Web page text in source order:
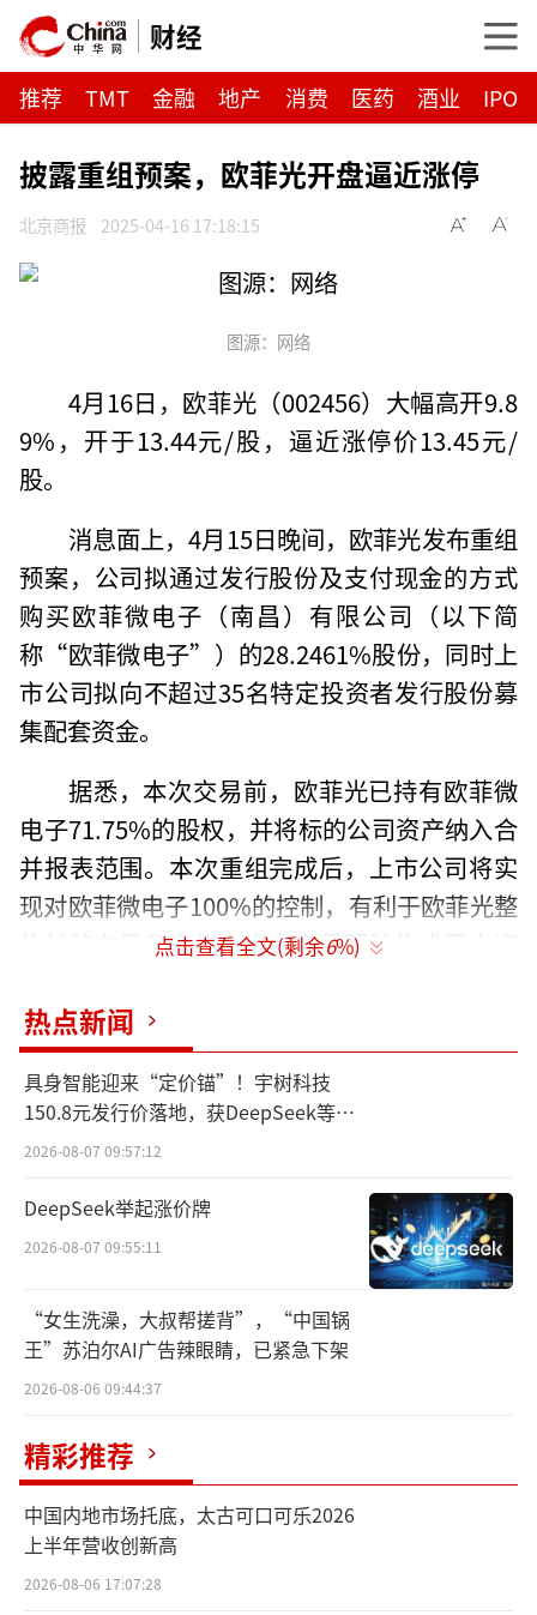
财经
推荐 TMT 金融 地产 消费 医药 酒业 IPO
披露重组预案，欧菲光开盘逼近涨停
北京商报 2025-04-16 17:18:15
图源：网络
4月16日，欧菲光（002456）大幅高开9.8
9%，开于13.44元/股，逼近涨停价13.45元/
股。
消息面上，4月15日晚间，欧菲光发布重组
预案，公司拟通过发行股份及支付现金的方式
购买欧菲微电子（南昌）有限公司（以下简
称“欧菲微电子”）的28.2461%股份，同时上
市公司拟向不超过35名特定投资者发行股份募
集配套资金。
据悉，本次交易前，欧菲光已持有欧菲微
电子71.75%的股权，并将标的公司资产纳入合
并报表范围。本次重组完成后，上市公司将实
现对欧菲微电子100%的控制，有利于欧菲光整
体战略布局和实施。本次交易预计构成重大资
组上市。（责任编辑：zx0600）
点击查看全文(剩余6%)
热点新闻
具身智能迎来“定价锚”！宇树科技
150.8元发行价落地，获DeepSeek等豪
华战配加持
2026-08-07 09:57:12
DeepSeek举起涨价牌
2026-08-07 09:55:11
“女生洗澡，大叔帮搓背”，“中国锅
王”苏泊尔AI广告辣眼睛，已紧急下架
2026-08-06 09:44:37
精彩推荐
中国内地市场托底，太古可口可乐2026
上半年营收创新高
2026-08-06 17:07:28